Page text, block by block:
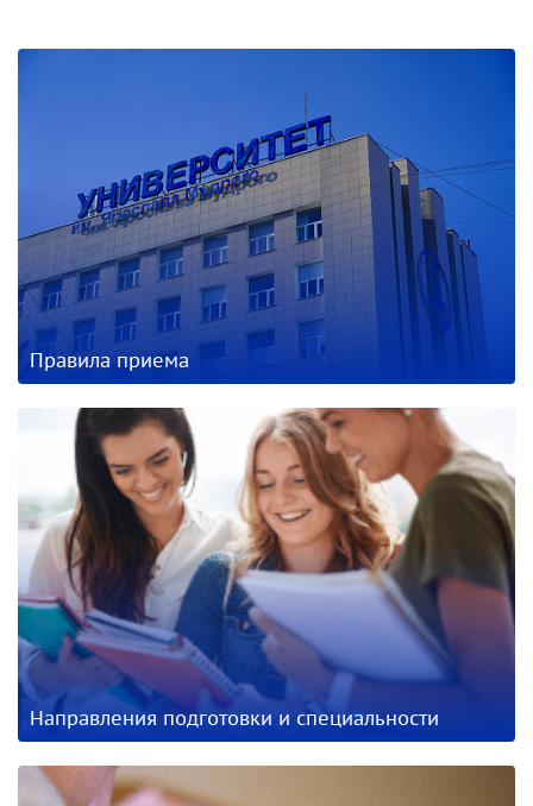
Правила приема
Направления подготовки и специальности